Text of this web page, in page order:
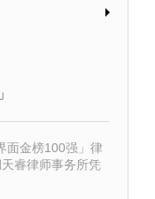
面金榜100强」律
睿律师事务所凭